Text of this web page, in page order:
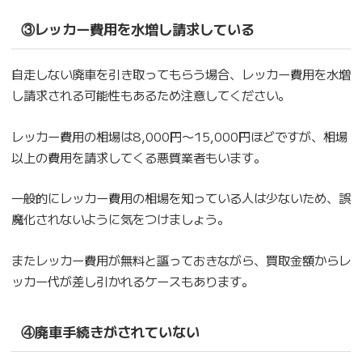
③レッカー費用を水増し請求している
自走しない廃車を引き取ってもらう場合、レッカー費用を水増
し請求される可能性もあるため注意してください。
レッカー費用の相場は8,000円〜15,000円ほどですが、相場
以上の費用を請求してくる悪質業者もいます。
一般的にレッカー費用の相場を知っている人は少ないため、誤
魔化されないように気をつけましょう。
またレッカー費用が無料と謳っておきながら、買取金額からレ
ッカー代が差し引かれるケースもあります。
④廃車手続きがされていない